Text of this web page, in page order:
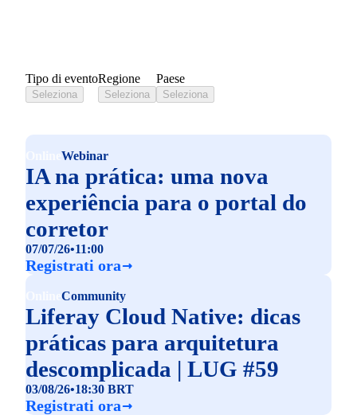
Tipo di evento
Seleziona
Regione
Seleziona
Paese
Seleziona
Webinar
IA na prática: uma nova
experiência para o portal do
corretor
07/07/26•11:00
Registrati ora
Community
Liferay Cloud Native: dicas
práticas para arquitetura
descomplicada | LUG #59
03/08/26•18:30 BRT
Registrati ora